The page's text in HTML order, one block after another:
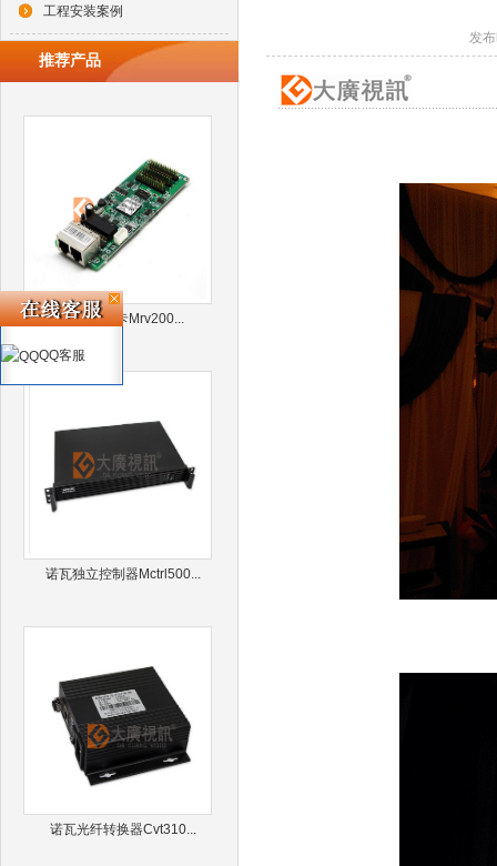
工程安装案例
推荐产品
诺瓦接收卡Mrv200...
诺瓦独立控制器Mctrl500...
诺瓦光纤转换器Cvt310...
发
QQ客服